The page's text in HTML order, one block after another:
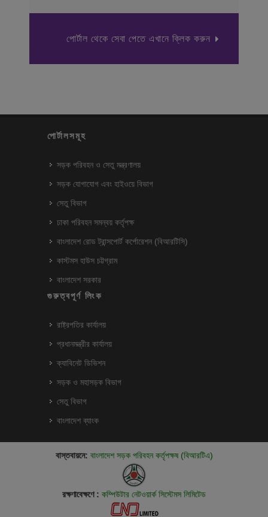
পোর্টাল থেকে সেবা পেতে এখানে ক্লিক করুন
পোর্টালসমূহ
সড়ক পরিবহন ও সেতু মন্ত্রণালয়
সড়ক যোগাযোগ এবং হাইওয়ে বিভাগ
সেতু বিভাগ
ঢাকা পরিবহন সমন্বয় কর্তৃপক্ষ
বাংলাদেশ রোড ট্রান্সপোর্ট কর্পোরেশন (বিআরটিসি)
কাস্টমস হাউস চট্টগ্রাম
বাংলাদেশ সরকার
গুরুত্বপূর্ণ লিংক
রাষ্ট্রপতির কার্যালয়
প্রধানমন্ত্রীর কার্যালয়
ক্যাবিনেট ডিভিশন
সড়ক ও মহাসড়ক বিভাগ
সেতু বিভাগ
বাংলাদেশ ব্যাংক
বাস্তবায়নে: বাংলাদেশ সড়ক পরিবহন কর্তৃপক্ষ (বিআরটিএ)
রক্ষণাবেক্ষণে : কম্পিউটার নেটওয়ার্ক সিস্টেমস লিমিটেড